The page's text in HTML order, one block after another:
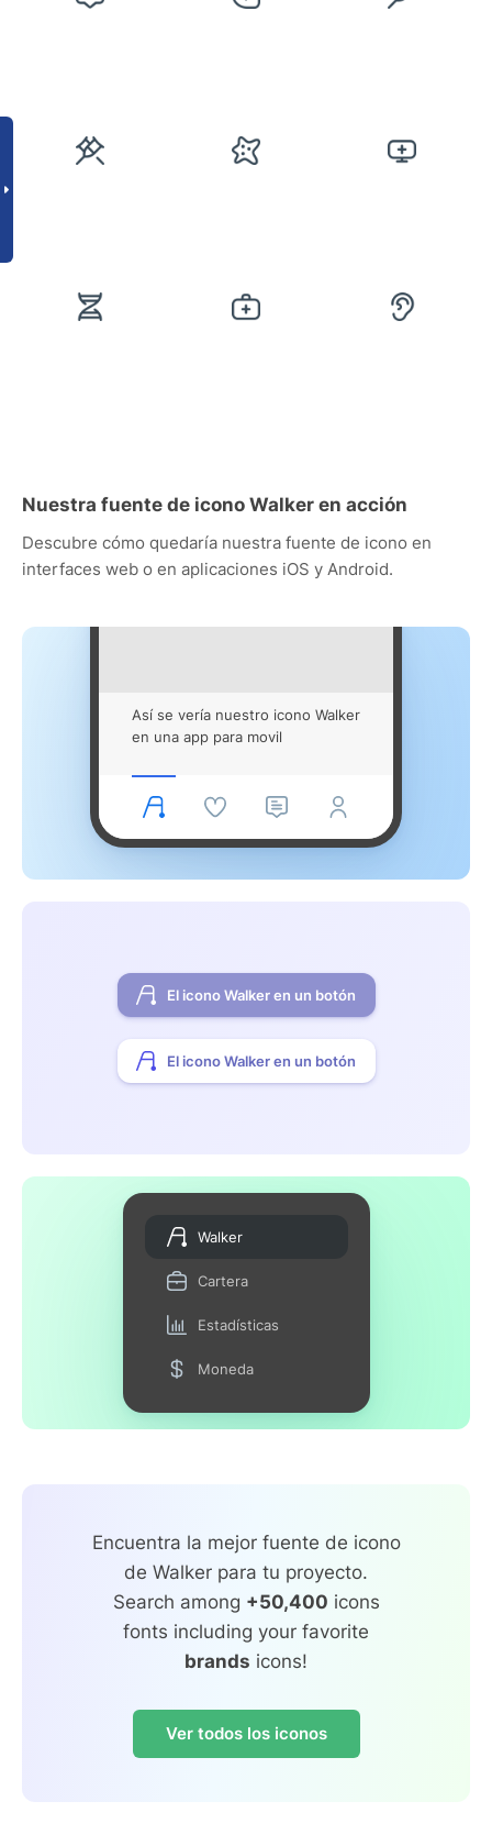
Nuestra fuente de icono Walker en acción
Descubre cómo quedaría nuestra fuente de icono en
interfaces web o en aplicaciones iOS y Android.
Así se vería nuestro icono Walker
en una app para movil
El icono Walker en un botón
El icono Walker en un botón
Walker
Cartera
Estadísticas
Moneda
Encuentra la mejor fuente de icono
de Walker para tu proyecto.
Search among +50,400 icons
fonts including your favorite
brands icons!
Ver todos los iconos